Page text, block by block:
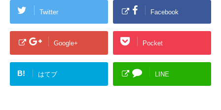
Twitter Facebook
Google+ Pocket
B! はてブ LINE